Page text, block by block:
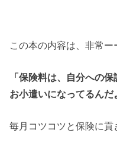
この本の内容は、非常
「保険料は、自分への
お小遣いになってるんだ
毎月コツコツと保険に貢